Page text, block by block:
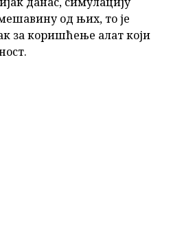
од њих, то је
за коришћење алат који